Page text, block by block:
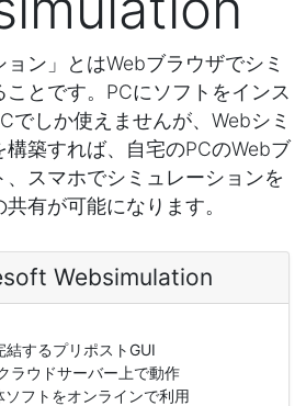
ョン」とはWebブラウザでシミ
ことです。PCにソフトをインス
でしか使えませんが、Webシミ
構築すれば、⾃宅のPCのWebブ
、スマホでシミュレーションを
有が可能になります。
Websimulation
結するプリポストGUI
ラウドサーバー上で動作
ソフトをオンラインで利用